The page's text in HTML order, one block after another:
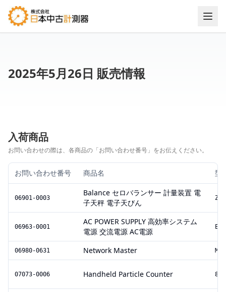
2025年5月26日 販売情報
入荷商品
お問い合わせの際は、各商品の「お問い合わせ番号」をお伝えください。
お問い合わせ番号 商品名 型
06901-0003
Balance セロバランサー 計量装置 電
子天秤 電子天びん
06963-0001
AC POWER SUPPLY 高効率システム
電源 交流電源 AC電源
06980-0631 Network Master
07073-0006 Handheld Particle Counter